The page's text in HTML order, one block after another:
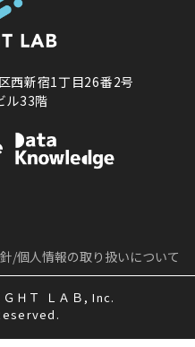
西新宿1丁目26番2号
ル33階
/個人情報の取り扱いについて
ＨＴ ＬＡＢ, Inc.